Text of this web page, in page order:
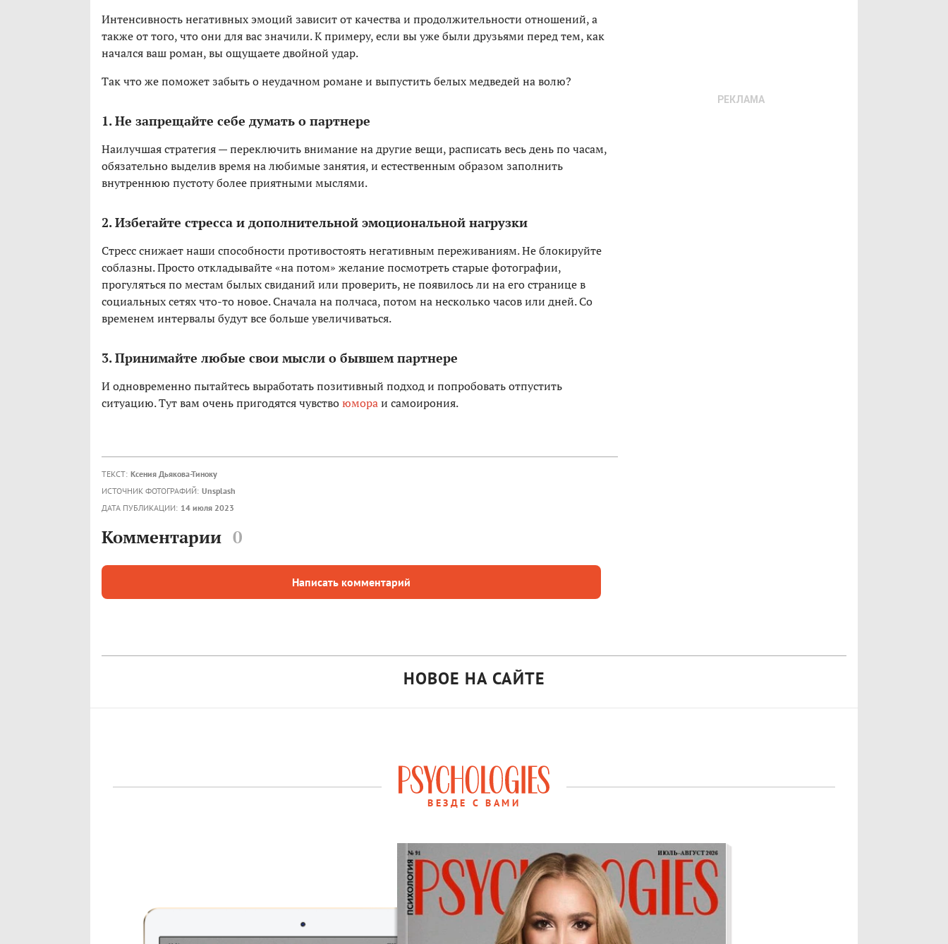
Интенсивность негативных эмоций зависит от качества и продолжительности отношений, а
также от того, что они для вас значили. К примеру, если вы уже были друзьями перед тем, как
начался ваш роман, вы ощущаете двойной удар.
Так что же поможет забыть о неудачном романе и выпустить белых медведей на волю?
1. Не запрещайте себе думать о партнере
Наилучшая стратегия — переключить внимание на другие вещи, расписать весь день по часам,
обязательно выделив время на любимые занятия, и естественным образом заполнить
внутреннюю пустоту более приятными мыслями.
2. Избегайте стресса и дополнительной эмоциональной нагрузки
Стресс снижает наши способности противостоять негативным переживаниям. Не блокируйте
соблазны. Просто откладывайте «на потом» желание посмотреть старые фотографии,
прогуляться по местам былых свиданий или проверить, не появилось ли на его странице в
социальных сетях что-то новое. Сначала на полчаса, потом на несколько часов или дней. Со
временем интервалы будут все больше увеличиваться.
3. Принимайте любые свои мысли о бывшем партнере
И одновременно пытайтесь выработать позитивный подход и попробовать отпустить
ситуацию. Тут вам очень пригодятся чувствоюмораи самоирония.
ТЕКСТ: Ксения Дьякова-Тиноку
ИСТОЧНИК ФОТОГРАФИЙ: Unsplash
ДАТА ПУБЛИКАЦИИ: 14 июля 2023
Комментарии 0
Написать комментарий
НОВОЕ НА САЙТЕ
ВЕЗДЕ С ВАМИ